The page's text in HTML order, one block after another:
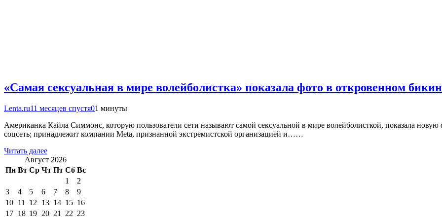
«Самая сексуальная в мире волейболистка» показала фото в откровенном
Lenta.ru11 месяцев спустя01 минуты
Американка Кайла Симмонс, которую пользователи сети называют самой сексуальной в мире волейболисткой, показала
соцсеть; принадлежит компании Meta, признанной экстремистской организацией и……
Читать далее
Август 2026
Пн Вт Ср Чт Пт Сб Вс
1
2
3
4 5 6 7 8
9
10 11 12 13 14 15 16
17 18 19 20 21 22 23